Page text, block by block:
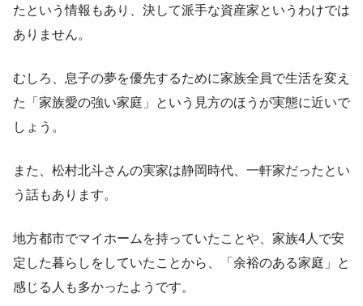
たという情報もあり、決して派手な資産家というわけでは
ありません。
むしろ、息子の夢を優先するために家族全員で生活を変え
た「家族愛の強い家庭」という見方のほうが実態に近いで
しょう。
また、松村北斗さんの実家は静岡時代、一軒家だったとい
う話もあります。
地方都市でマイホームを持っていたことや、家族4人で安
定した暮らしをしていたことから、「余裕のある家庭」と
感じる人も多かったようです。